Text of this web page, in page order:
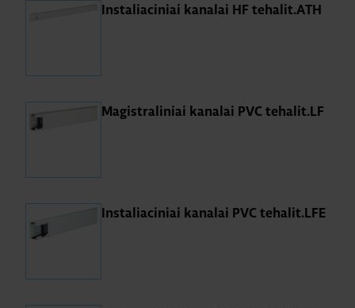
Instaliaciniai kanalai HF tehalit.ATH
Magistraliniai kanalai PVC tehalit.LF
Instaliaciniai kanalai PVC tehalit.LFE